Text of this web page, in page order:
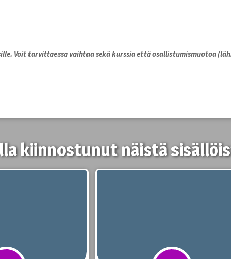
Voit tarvittaessa vaihtaa sekä kurssia että osallistumismuotoa
kiinnostunut näistä